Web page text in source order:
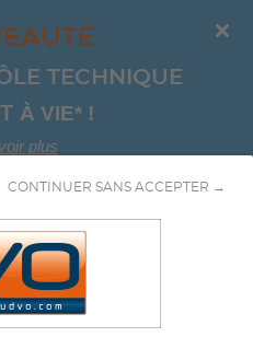
CONTINUER SANS ACCEPTER →
TECHNIQUE
À VIE*!
plus